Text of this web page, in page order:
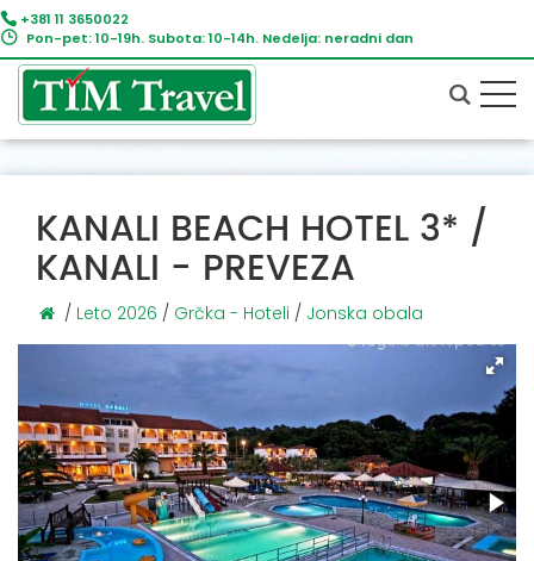
+381 11 3650022
Pon-pet: 10-19h. Subota: 10-14h. Nedelja: neradni dan
KANALI BEACH HOTEL 3* /
KANALI - PREVEZA
/ Leto 2026 / Grčka - Hoteli / Jonska obala